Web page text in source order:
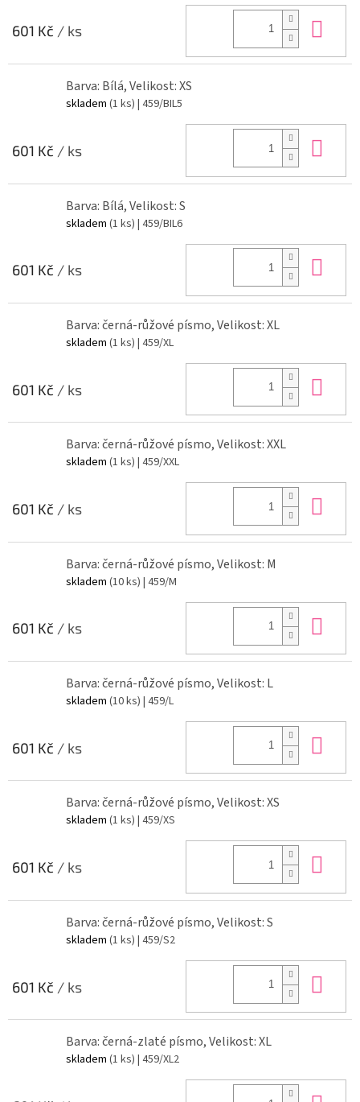
601 Kč / ks
Barva: Bílá, Velikost: XS
skladem (1 ks) | 459/BIL5
601 Kč / ks
Barva: Bílá, Velikost: S
skladem (1 ks) | 459/BIL6
601 Kč / ks
Barva: černá-růžové písmo, Velikost: XL
skladem (1 ks) | 459/XL
601 Kč / ks
Barva: černá-růžové písmo, Velikost: XXL
skladem (1 ks) | 459/XXL
601 Kč / ks
Barva: černá-růžové písmo, Velikost: M
skladem (10 ks) | 459/M
601 Kč / ks
Barva: černá-růžové písmo, Velikost: L
skladem (10 ks) | 459/L
601 Kč / ks
Barva: černá-růžové písmo, Velikost: XS
skladem (1 ks) | 459/XS
601 Kč / ks
Barva: černá-růžové písmo, Velikost: S
skladem (1 ks) | 459/S2
601 Kč / ks
Barva: černá-zlaté písmo, Velikost: XL
skladem (1 ks) | 459/XL2